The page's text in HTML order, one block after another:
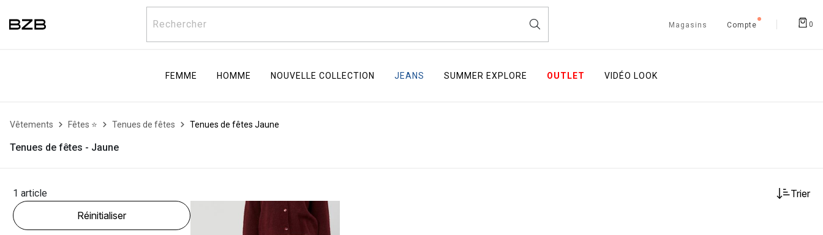
Rechercher Magasins Compte 0
FEMME HOMME NOUVELLE COLLECTION JEANS SUMMER EXPLORE OUTLET VIDÉO LOOK
Vêtements Fêtes ⭐ Tenues de fêtes Tenues de fêtes Jaune
Tenues de fêtes - Jaune
1 article
Trier
Réinitialiser